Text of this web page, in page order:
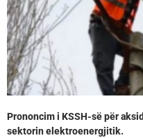
Prononcim i KSSH-së për
sektorin elektroenergjitik.